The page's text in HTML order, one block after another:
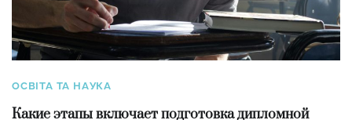
ОСВІТА ТА НАУКА
Какие этапы включает подготовка дипломной